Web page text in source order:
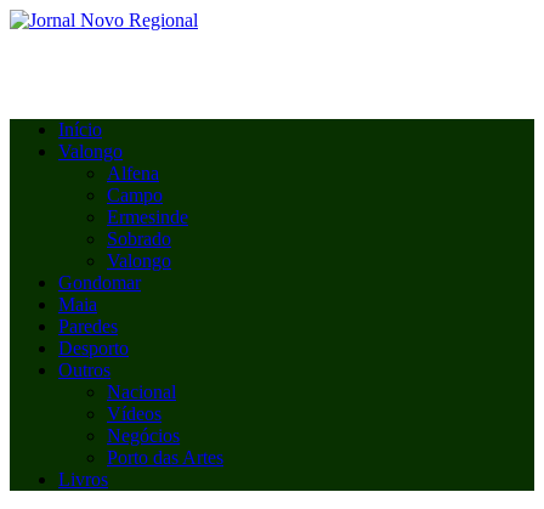
Início
Valongo
Alfena
Campo
Ermesinde
Sobrado
Valongo
Gondomar
Maia
Paredes
Desporto
Outros
Nacional
Vídeos
Negócios
Porto das Artes
Livros